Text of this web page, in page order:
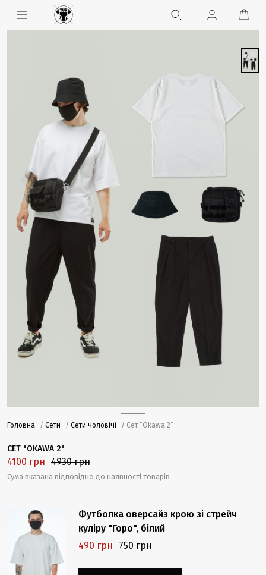
Головна / Сети / Сети чоловічі / Сет “Okawa 2”
СЕТ "OKAWA 2"
4100 грн 4930 грн
Сума вказана відповідно до наявності товарів
Футболка оверсайз крою зі стрейч
куліру "Горо", білий
490 грн 750 грн